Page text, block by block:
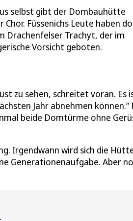
selbst gibt der Dombauhütte
Füssenichs Leute haben
Drachenfelser Trachyt, der im
Vorsicht geboten.
zu sehen, schreitet voran. Es
Jahr abnehmen können.“
beide Domtürme ohne
Irgendwann wird sich die
Generationenaufgabe. Aber